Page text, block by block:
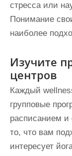
стресса или
Понимание
наиболее
Изучите
центров
Каждый
групповые
расписанием и
то, что вам
интересует